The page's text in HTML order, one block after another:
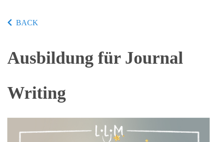
BACK
Ausbildung für Journal
Writing